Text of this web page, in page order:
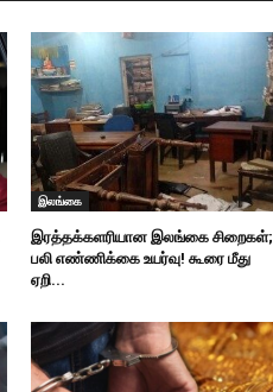
இலங்கை
இரத்தக்களரியான இலங்கை சிறைகள்;
பலி எண்ணிக்கை உயர்வு! கூரை மீது
ஏறி...